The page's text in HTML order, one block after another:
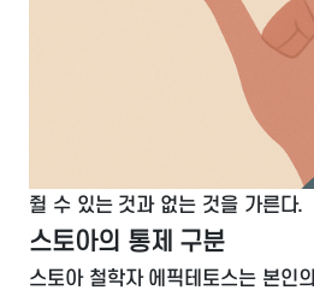
쥘 수 있는 것과 없는 것을 가른다.
스토아의 통제 구분
스토아 철학자 에픽테토스는 본인의